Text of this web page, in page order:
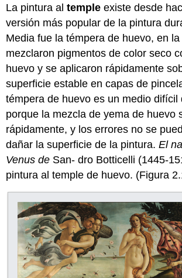
La pintura altemple existe desde
versión más popular de la pintura
Media fue la témpera de huevo, en
mezclaron pigmentos de color seco
huevo y se aplicaron rápidamente
superficie estable en capas de
témpera de huevo es un medio difícil
porque la mezcla de yema de huevo
rápidamente, y los errores no se
dañar la superficie de la pintura.El
Venus de San- dro Botticelli (1445-
pintura al temple de huevo. (Figura